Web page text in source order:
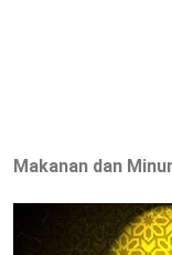
Makanan dan